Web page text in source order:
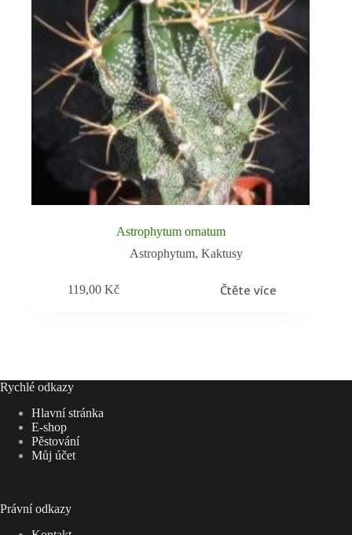
Astrophytum ornatum
Astrophytum,Kaktusy
119,00 Kč Čtěte více
Rychlé odkazy
Hlavní stránka
E-shop
Pěstování
Můj účet
Právní odkazy